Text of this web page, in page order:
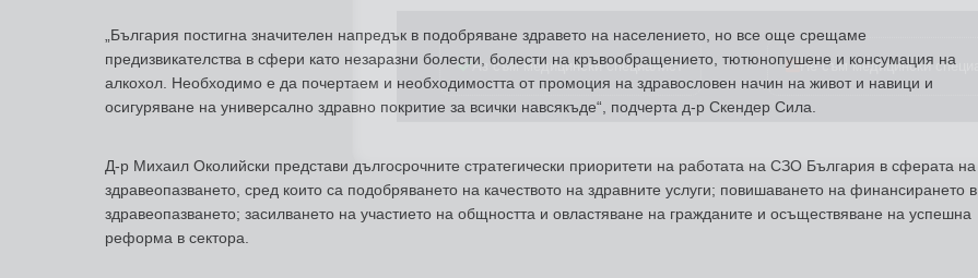
„България постигна значителен напредък в подобряване здравето на населението, но все още срещаме
предизвикателства в сфери като незаразни болести, болести на кръвообращението, тютюнопушене и консумация на
алкохол. Необходимо е да почертаем и необходимостта от промоция на здравословен начин на живот и навици и
осигуряване на универсално здравно покритие за всички навсякъде“, подчерта д-р Скендер Сила.
Д-р Михаил Околийски представи дългосрочните стратегически приоритети на работата на СЗО България в сферата на
здравеопазването, сред които са подобряването на качеството на здравните услуги; повишаването на финансирането в
здравеопазването; засилването на участието на общността и овластяване на гражданите и осъществяване на успешна
реформа в сектора.